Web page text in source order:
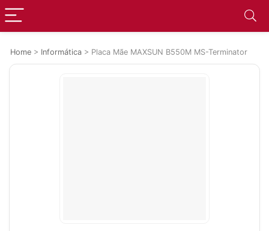
Home > Informática > Placa Mãe MAXSUN B550M MS-Terminator